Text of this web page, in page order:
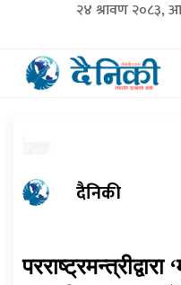
२४ श्रावण २०८३,
दैनिकी